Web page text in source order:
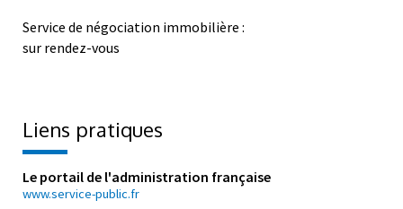
Service de négociation immobilière :
sur rendez-vous
Liens pratiques
Le portail de l'administration française
www.service-public.fr